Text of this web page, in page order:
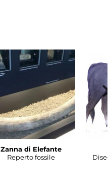
Zanna di Elefante
Reperto fossile